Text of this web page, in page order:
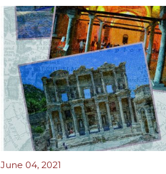
June 04, 2021